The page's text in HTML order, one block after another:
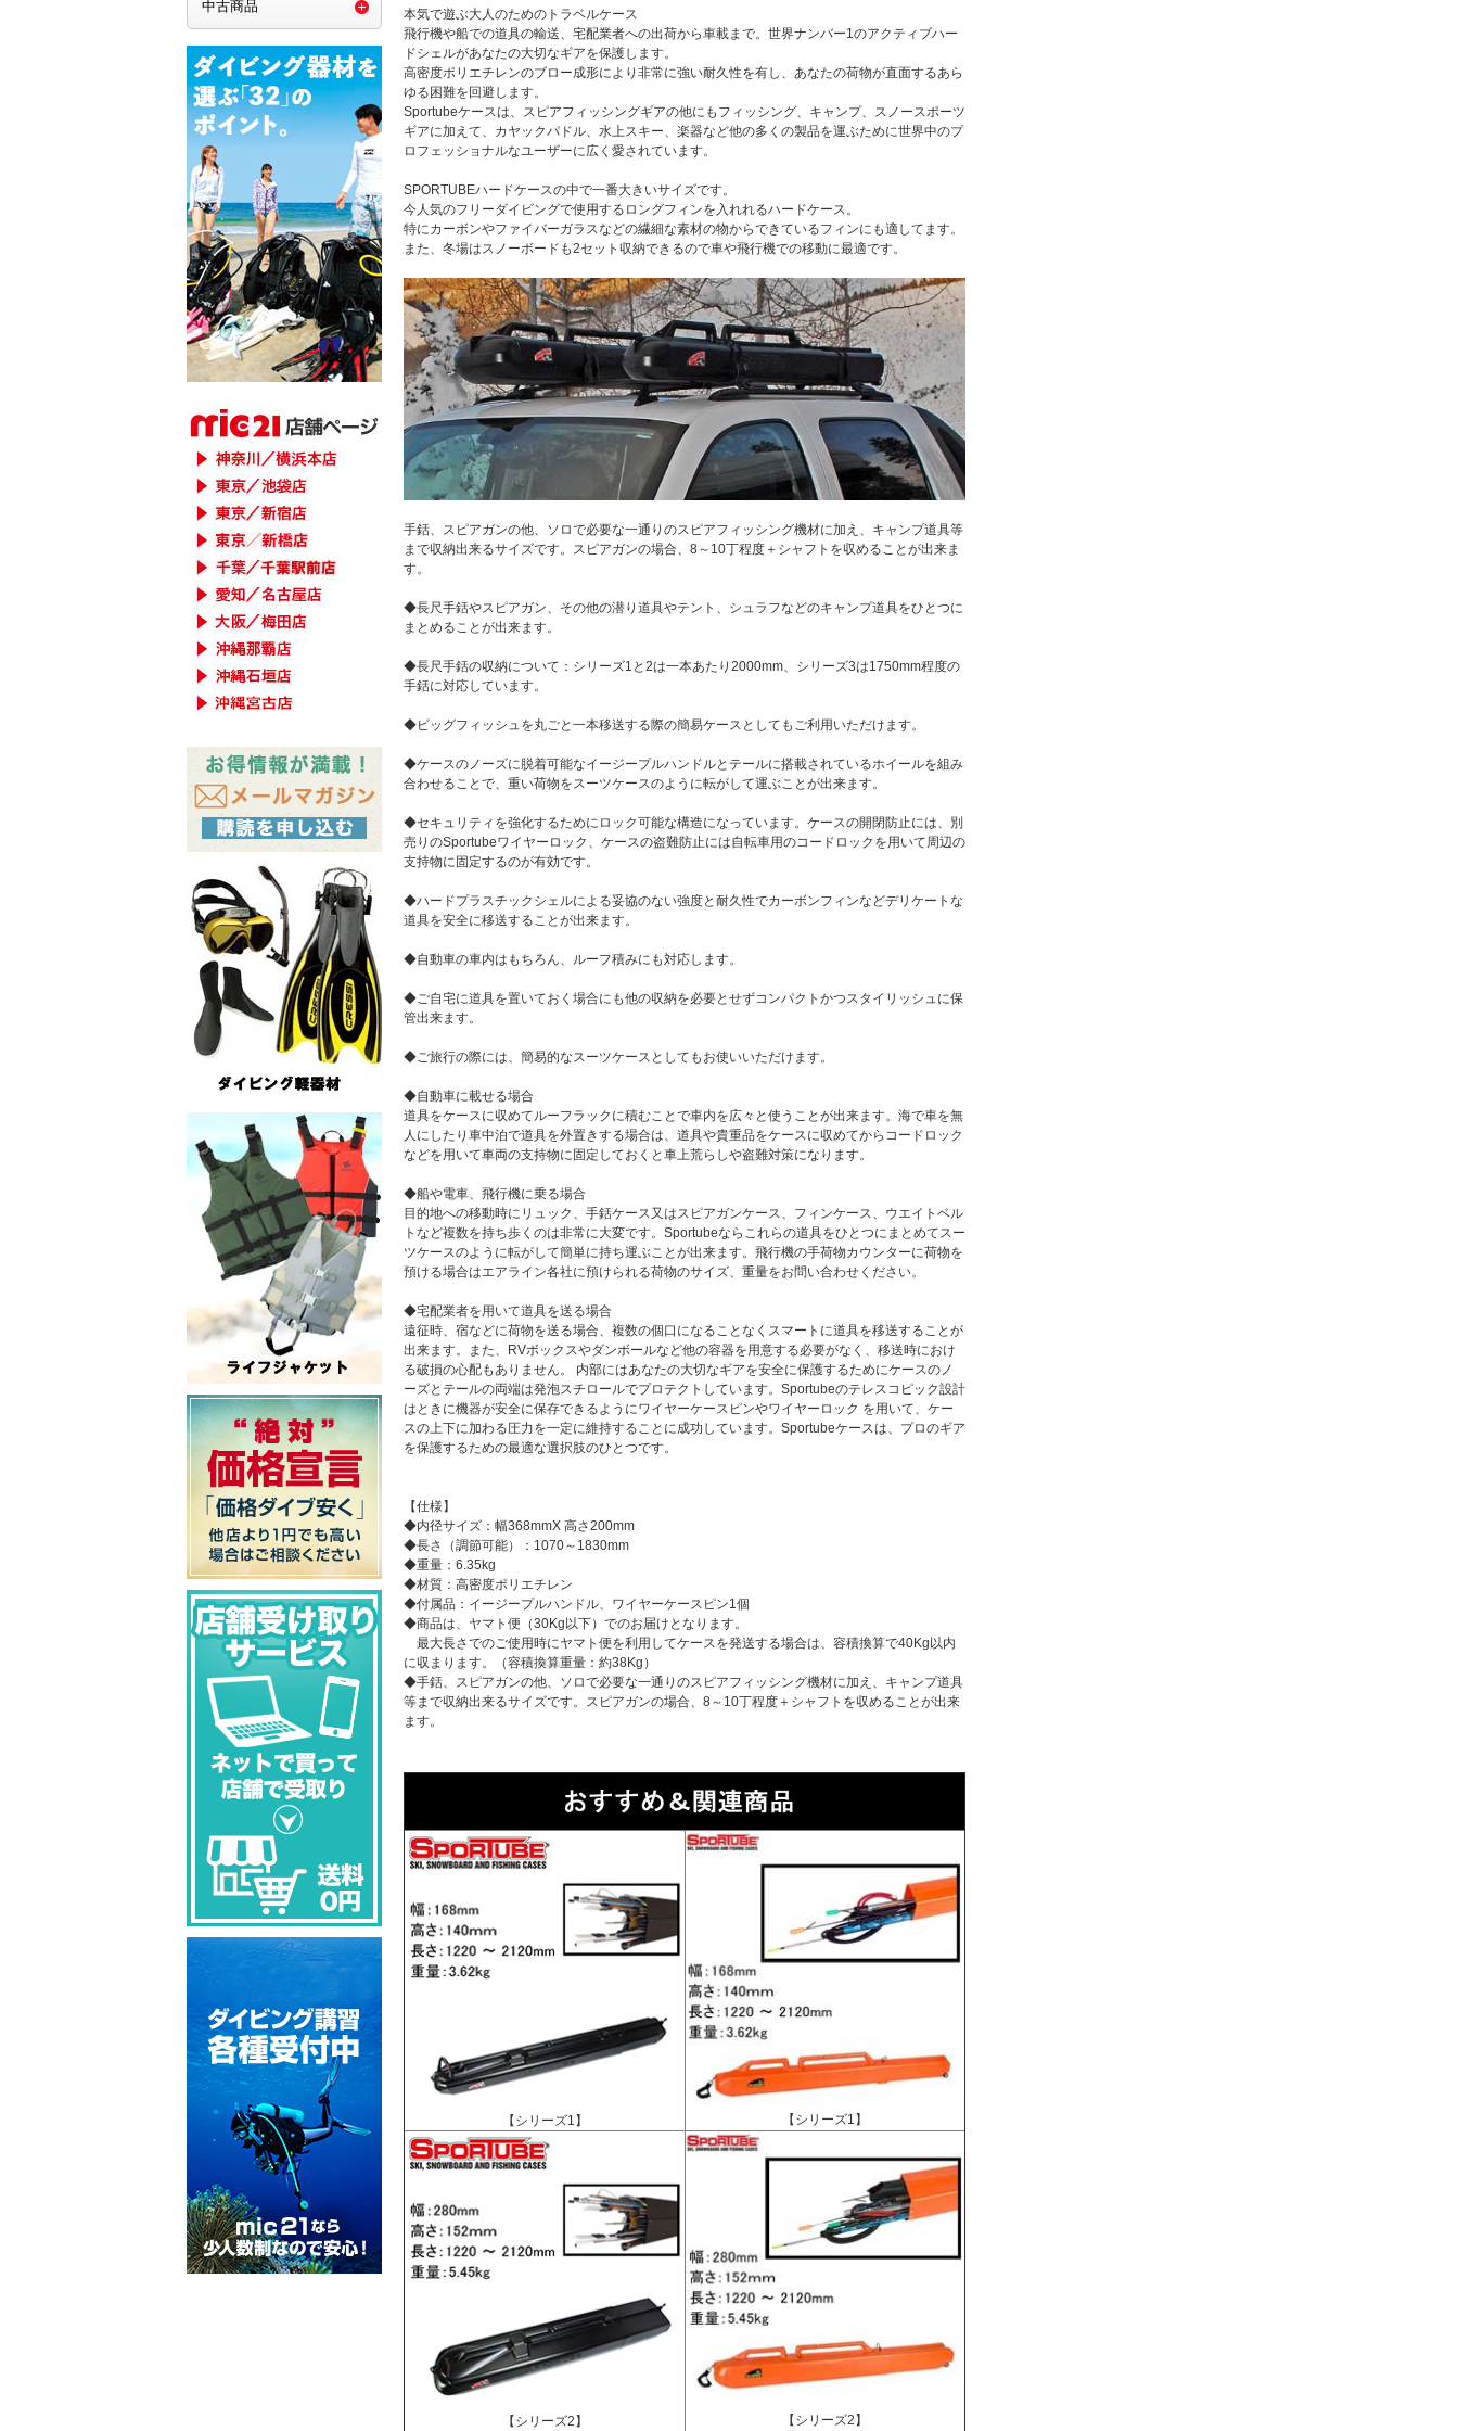
本気で遊ぶ大人のためのトラベルケース
飛行機や船での道具の輸送、宅配業者への出荷から車載まで。世界ナンバー1のアクティブハー
ドシェルがあなたの大切なギアを保護します。
高密度ポリエチレンのブロー成形により非常に強い耐久性を有し、あなたの荷物が直面するあら
ゆる困難を回避します。
Sportubeケースは、スピアフィッシングギアの他にもフィッシング、キャンプ、スノースポーツ
ギアに加えて、カヤックパドル、水上スキー、楽器など他の多くの製品を運ぶために世界中のプ
ロフェッショナルなユーザーに広く愛されています。
SPORTUBEハードケースの中で一番大きいサイズです。
今人気のフリーダイビングで使用するロングフィンを入れれるハードケース。
特にカーボンやファイバーガラスなどの繊細な素材の物からできているフィンにも適してます。
また、冬場はスノーボードも2セット収納できるので車や飛行機での移動に最適です。
手銛、スピアガンの他、ソロで必要な一通りのスピアフィッシング機材に加え、キャンプ道具等
まで収納出来るサイズです。スピアガンの場合、8～10丁程度＋シャフトを収めることが出来ま
す。
◆長尺手銛やスピアガン、その他の潜り道具やテント、シュラフなどのキャンプ道具をひとつに
まとめることが出来ます。
◆長尺手銛の収納について：シリーズ1と2は一本あたり2000mm、シリーズ3は1750mm程度の
手銛に対応しています。
◆ビッグフィッシュを丸ごと一本移送する際の簡易ケースとしてもご利用いただけます。
◆ケースのノーズに脱着可能なイージープルハンドルとテールに搭載されているホイールを組み
合わせることで、重い荷物をスーツケースのように転がして運ぶことが出来ます。
◆セキュリティを強化するためにロック可能な構造になっています。ケースの開閉防止には、別
売りのSportubeワイヤーロック、ケースの盗難防止には自転車用のコードロックを用いて周辺の
支持物に固定するのが有効です。
◆ハードプラスチックシェルによる妥協のない強度と耐久性でカーボンフィンなどデリケートな
道具を安全に移送することが出来ます。
◆自動車の車内はもちろん、ルーフ積みにも対応します。
◆ご自宅に道具を置いておく場合にも他の収納を必要とせずコンパクトかつスタイリッシュに保
管出来ます。
◆ご旅行の際には、簡易的なスーツケースとしてもお使いいただけます。
◆自動車に載せる場合
道具をケースに収めてルーフラックに積むことで車内を広々と使うことが出来ます。海で車を無
人にしたり車中泊で道具を外置きする場合は、道具や貴重品をケースに収めてからコードロック
などを用いて車両の支持物に固定しておくと車上荒らしや盗難対策になります。
◆船や電車、飛行機に乗る場合
目的地への移動時にリュック、手銛ケース又はスピアガンケース、フィンケース、ウエイトベル
トなど複数を持ち歩くのは非常に大変です。Sportubeならこれらの道具をひとつにまとめてスー
ツケースのように転がして簡単に持ち運ぶことが出来ます。飛行機の手荷物カウンターに荷物を
預ける場合はエアライン各社に預けられる荷物のサイズ、重量をお問い合わせください。
◆宅配業者を用いて道具を送る場合
遠征時、宿などに荷物を送る場合、複数の個口になることなくスマートに道具を移送することが
出来ます。また、RVボックスやダンボールなど他の容器を用意する必要がなく、移送時におけ
る破損の心配もありません。 内部にはあなたの大切なギアを安全に保護するためにケースのノ
ーズとテールの両端は発泡スチロールでプロテクトしています。Sportubeのテレスコピック設計
はときに機器が安全に保存できるようにワイヤーケースピンやワイヤーロック を用いて、ケー
スの上下に加わる圧力を一定に維持することに成功しています。Sportubeケースは、プロのギア
を保護するための最適な選択肢のひとつです。
【仕様】
◆内径サイズ：幅368mmX 高さ200mm
◆長さ（調節可能）：1070～1830mm
◆重量：6.35kg
◆材質：高密度ポリエチレン
◆付属品：イージープルハンドル、ワイヤーケースピン1個
◆商品は、ヤマト便（30Kg以下）でのお届けとなります。
最大長さでのご使用時にヤマト便を利用してケースを発送する場合は、容積換算で40Kg以内
に収まります。（容積換算重量：約38Kg）
◆手銛、スピアガンの他、ソロで必要な一通りのスピアフィッシング機材に加え、キャンプ道具
等まで収納出来るサイズです。スピアガンの場合、8～10丁程度＋シャフトを収めることが出来
ます。
【シリーズ1】 【シリーズ1】
【シリーズ2】 【シリーズ2】
中古商品